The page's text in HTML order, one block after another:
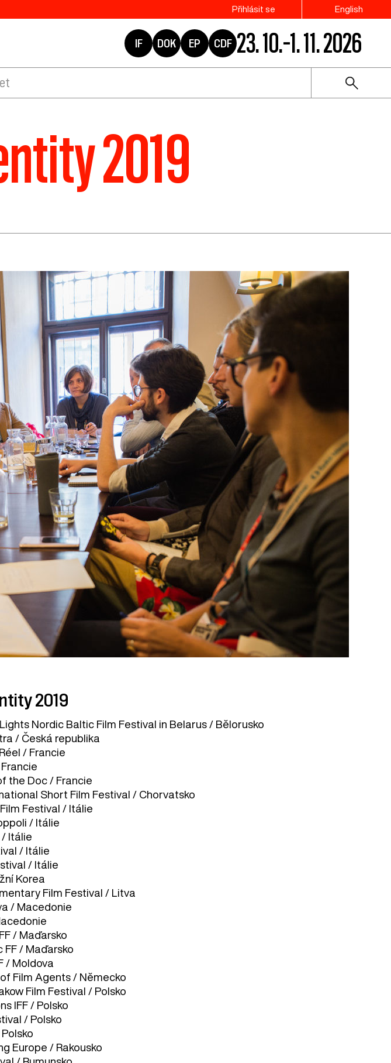
Přihlásit se English
IF DOK EP CDF 23. 10.–1. 11. 2026
2019
2019
Nordic Baltic Film Festival in Belarus / Bělorusko
/ Česká republika
/ Francie
the Doc / Francie
Short Film Festival / Chorvatsko
Festival / Itálie
/ Itálie
/ Itálie
/ Itálie
/ Itálie
Korea
Film Festival / Litva
/ Macedonie
/ Maďarsko
FF / Maďarsko
/ Moldova
Film Agents / Německo
Film Festival / Polsko
IFF / Polsko
/ Polsko
Europe / Rakousko